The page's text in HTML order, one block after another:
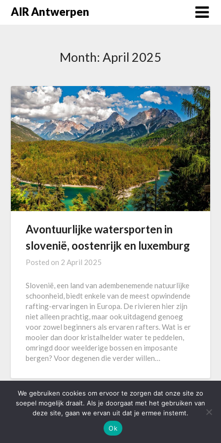
SkipAIR Antwerpen
Month: April 2025
Avontuurlijke watersporten in
slovenië, oostenrijk en luxemburg
Posted on 2 April 2025
Slovenië, een land van adembenemende natuurlijke
schoonheid, biedt enkele van de meest opwindende
rafting-ervaringen in Europa. De rivieren hier zijn
niet alleen prachtig, maar ook uitdagend genoeg
voor zowel beginners als ervaren rafters. Wat is er
mooier dan door kristalhelder water te peddelen,
omringd door weelderige bossen en imposante
bergen? Voor degenen die verder willen…
| Powered by
We gebruiken cookies om ervoor te zorgen dat onze site zo
soepel mogelijk draait. Als je doorgaat met het gebruiken van
deze site, gaan we ervan uit dat je ermee instemt.
Ok